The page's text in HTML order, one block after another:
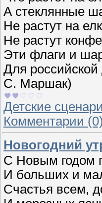
А стеклянные
Не растут на
Не растут
Эти флаги и
Для
С. Маршак)
Детские
Комментарии (0)
Новогодний
С Новым годом
И больших и
Счастья всем,